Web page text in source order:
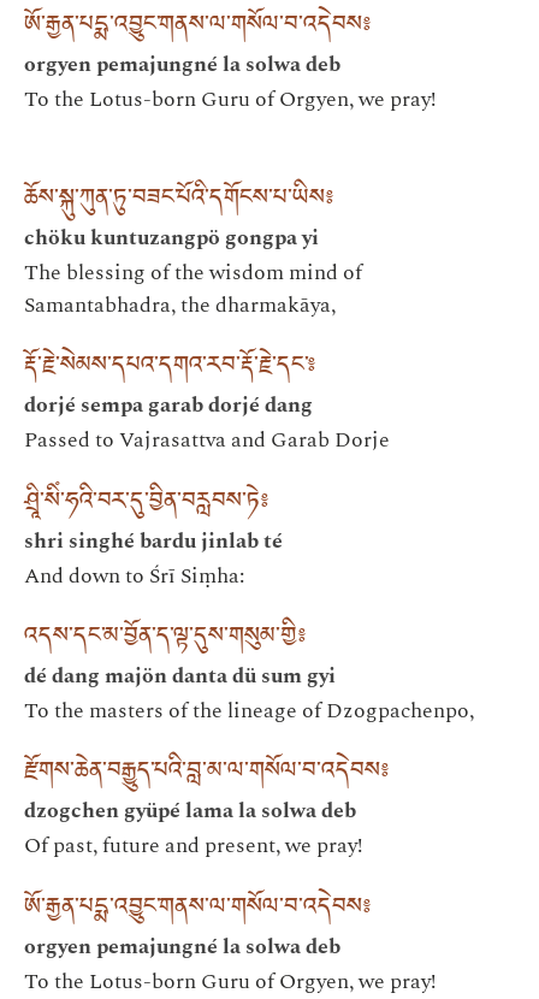
ཨོ་རྒྱན་པདྨ་འབྱུང་གནས་ལ་གསོལ་བ་འདེབས༔
orgyen pemajungné la solwa deb
To the Lotus-born Guru of Orgyen, we pray!
ཆོས་སྐུ་ཀུན་ཏུ་བཟང་པོའི་དགོངས་པ་ཡིས༔
chöku kuntuzangpö gongpa yi
The blessing of the wisdom mind of
Samantabhadra, the dharmakāya,
རྡོ་རྗེ་སེམས་དཔའ་དགའ་རབ་རྡོ་རྗེ་དང་༔
dorjé sempa garab dorjé dang
Passed to Vajrasattva and Garab Dorje
ཤྲཱི་སིཾ་ཧའི་བར་དུ་བྱིན་བརླབས་ཏེ༔
shri singhé bardu jinlab té
And down to Śrī Siṃha:
འདས་དང་མ་བྱོན་ད་ལྟ་དུས་གསུམ་གྱི༔
dé dang majön danta dü sum gyi
To the masters of the lineage of Dzogpachenpo,
རྫོགས་ཆེན་བརྒྱུད་པའི་བླ་མ་ལ་གསོལ་བ་འདེབས༔
dzogchen gyüpé lama la solwa deb
Of past, future and present, we pray!
ཨོ་རྒྱན་པདྨ་འབྱུང་གནས་ལ་གསོལ་བ་འདེབས༔
orgyen pemajungné la solwa deb
To the Lotus-born Guru of Orgyen, we pray!